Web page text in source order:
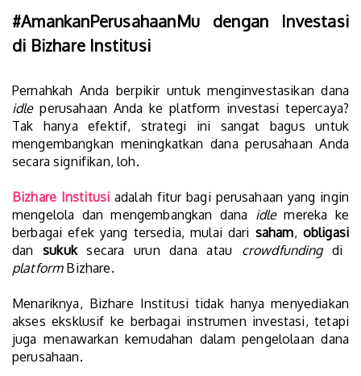
#AmankanPerusahaanMu dengan Investasi
di Bizhare Institusi
Pernahkah Anda berpikir untuk menginvestasikan dana
idleperusahaan Anda ke platform investasi tepercaya?
Tak hanya efektif, strategi ini sangat bagus untuk
mengembangkan meningkatkan dana perusahaan Anda
secara signifikan, loh.
Bizhare Institusi adalah fitur bagi perusahaan yang ingin
mengelola dan mengembangkan dana idlemereka ke
berbagai efek yang tersedia, mulai dari saham, obligasi
dansukuksecara urun dana atau crowdfundingdi
platformBizhare.
Menariknya, Bizhare Institusi tidak hanya menyediakan
akses eksklusif ke berbagai instrumen investasi, tetapi
juga menawarkan kemudahan dalam pengelolaan dana
perusahaan.